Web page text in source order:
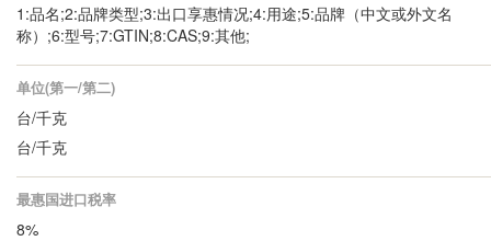
1:品名;2:品牌类型;3:出口享惠情况;4:用途;5:品牌（中文或外文名
称）;6:型号;7:GTIN;8:CAS;9:其他;
单位(第一/第二)
台/千克
台/千克
最惠国进口税率
8%